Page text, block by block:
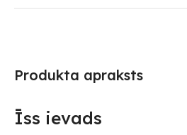
Produkta apraksts
Īss ievads